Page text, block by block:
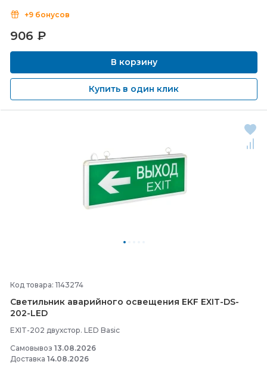
+9 бонусов
906 ₽
В корзину
Купить в один клик
Код товара: 1143274
Светильник аварийного освещения EKF EXIT-DS-
202-LED
EXIT-202 двухстор. LED Basic
Самовывоз 13.08.2026
Доставка 14.08.2026